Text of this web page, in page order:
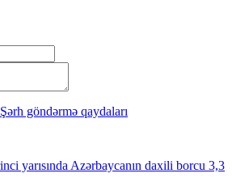
Şərh göndərmə qaydaları